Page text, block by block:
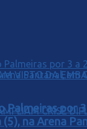
Palmeiras por
na Arena